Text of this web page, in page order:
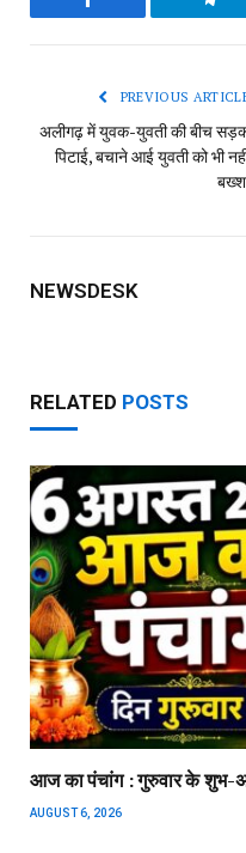
Facebook
PREVIOUS
अलीगढ़ में युवक-युवती की बीच
पिटाई, बचाने आई युवती को भी
NEWSDESK
RELATED POSTS
आज का पंचांग : गुरुवार के शुभ-
AUGUST 6, 2026